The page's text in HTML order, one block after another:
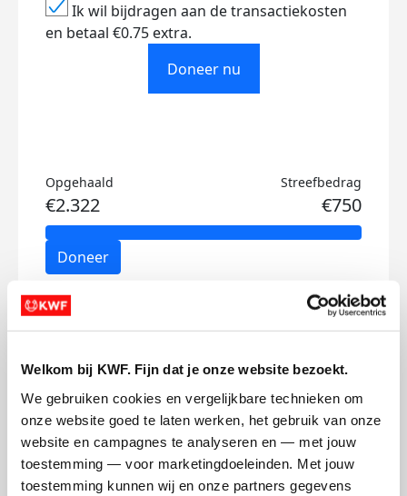
Welkom bij KWF. Fijn dat je onze website bezoekt.
We gebruiken cookies en vergelijkbare technieken om
onze website goed te laten werken, het gebruik van onze
website en campagnes te analyseren en — met jouw
toestemming — voor marketingdoeleinden. Met jouw
toestemming kunnen wij en onze partners gegevens
Ik wil bijdragen aan de transactiekosten
en betaal €0.75 extra.
Doneer nu
Opgehaald
€2.322
Streefbedrag
€750
Doneer